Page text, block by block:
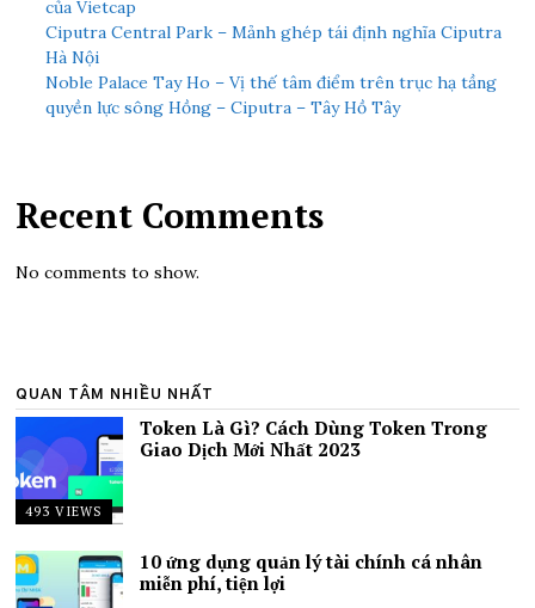
của Vietcap
Ciputra Central Park – Mảnh ghép tái định nghĩa Ciputra
Hà Nội
Noble Palace Tay Ho – Vị thế tâm điểm trên trục hạ tầng
quyền lực sông Hồng – Ciputra – Tây Hồ Tây
Recent Comments
No comments to show.
QUAN TÂM NHIỀU NHẤT
493 VIEWS
Token Là Gì? Cách Dùng Token Trong
Giao Dịch Mới Nhất 2023
10 ứng dụng quản lý tài chính cá nhân
miễn phí, tiện lợi